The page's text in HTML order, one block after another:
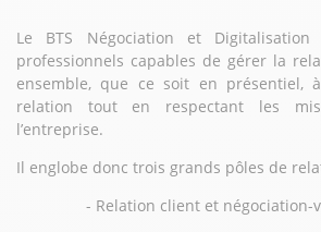
Le BTS Négociation et Digitalisation
professionnels capables de gérer la
ensemble, que ce soit en présentiel,
relation tout en respectant les
l’entreprise.
Il englobe donc trois grands pôles de
- Relation client et négociation-